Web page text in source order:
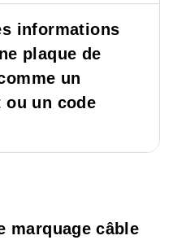
informations
plaque de
un
ou un code
marquage câble